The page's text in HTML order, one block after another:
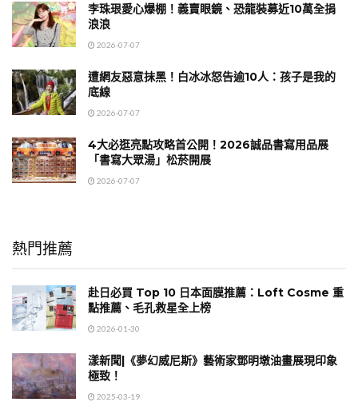
李珠珢愛心爆棚！義賣眼鏡、恐龍裝募近10萬全捐
浪浪
2026-07-07
遭網友惡意抹黑！白冰冰怒告逾10人：孩子是我的
底線
2026-07-07
4大必逛亮點攻略首公開！2026誠品書寫用品展
「書寫大眾湯」松菸開展
2026-07-07
熱門推薦
赴日必買 Top 10 日本面膜推薦：Loft Cosme 重
點推薦、毛孔救星全上榜
2026-01-30
漾新聞|《夢幻威尼斯》藝術家鄧明墩油畫展現印象
極致！
2025-03-19